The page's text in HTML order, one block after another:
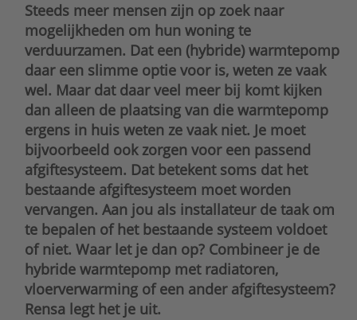
Steeds meer mensen zijn op zoek naar
mogelijkheden om hun woning te
verduurzamen. Dat een (hybride) warmtepomp
daar een slimme optie voor is, weten ze vaak
wel. Maar dat daar veel meer bij komt kijken
dan alleen de plaatsing van die warmtepomp
ergens in huis weten ze vaak niet. Je moet
bijvoorbeeld ook zorgen voor een passend
afgiftesysteem. Dat betekent soms dat het
bestaande afgiftesysteem moet worden
vervangen. Aan jou als installateur de taak om
te bepalen of het bestaande systeem voldoet
of niet. Waar let je dan op? Combineer je de
hybride warmtepomp met radiatoren,
vloerverwarming of een ander afgiftesysteem?
Rensa legt het je uit.